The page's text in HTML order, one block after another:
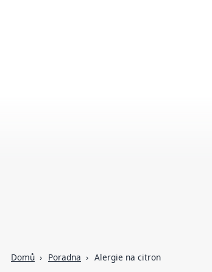
Domů Poradna Alergie na citron